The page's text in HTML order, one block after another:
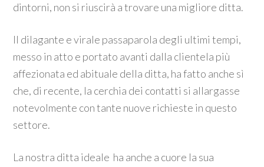
dintorni, non si riuscirà a trovare una migliore ditta.
Il dilagante e virale passaparola degli ultimi tempi,
messo in atto e portato avanti dalla clientela più
affezionata ed abituale della ditta, ha fatto anche sì
che, di recente, la cerchia dei contatti si allargasse
notevolmente con tante nuove richieste in questo
settore.
La nostra ditta ideale ha anche a cuore la sua